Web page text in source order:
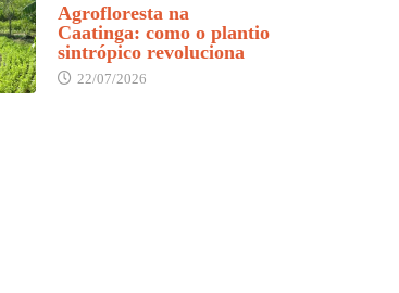
Agrofloresta na
Caatinga: como o plantio
sintrópico revoluciona
22/07/2026